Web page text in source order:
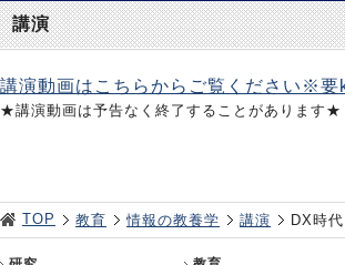
講演
講演動画はこちらからご覧ください※
★講演動画は予告なく終了することがあります★
TOP 教育 情報の教養学 講演 DX時